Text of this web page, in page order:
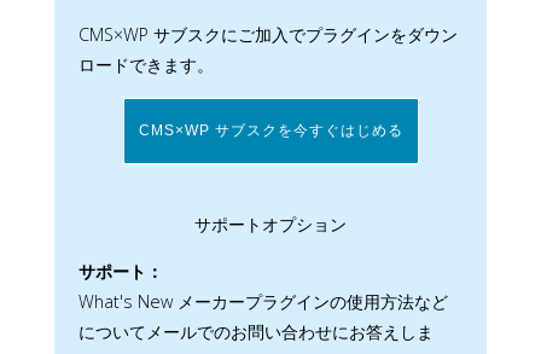
CMS×WP サブスクにご加入でプラグインをダウン
ロードできます。
CMS×WP サブスクを今すぐはじめる
サポートオプション
サポート：
What's New メーカープラグインの使用方法など
についてメールでのお問い合わせにお答えしま